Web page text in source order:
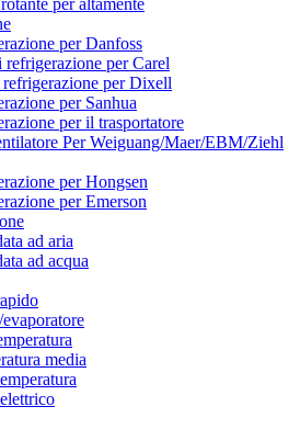
per Danfoss
per Carel
per Dixell
per Sanhua
per il trasportatore
Per Weiguang/Maer/EBM/Ziehl
per Hongsen
per Emerson
ad aria
ad acqua
media